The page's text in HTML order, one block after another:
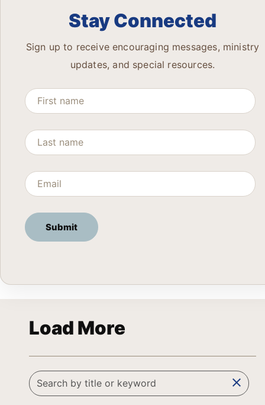
Stay Connected
Sign up to receive encouraging messages, ministry
updates, and special resources.
Load More
clear